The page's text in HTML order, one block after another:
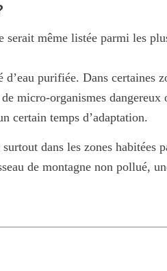
même listée parmi les
purifiée. Dans certaines
micro-organismes dangereux
certain temps d’adaptation.
dans les zones habitées
de montagne non pollué,